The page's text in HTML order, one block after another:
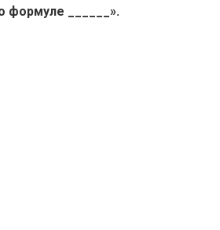
формуле ______».